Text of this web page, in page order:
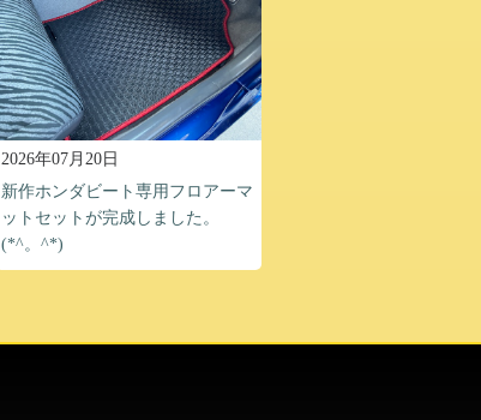
2026年07月20日
新作ホンダビート専用フロアーマ
ットセットが完成しました。
(*^。^*)